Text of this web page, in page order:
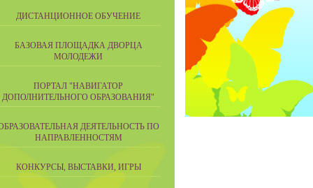
ДИСТАНЦИОННОЕ ОБУЧЕНИЕ
БАЗОВАЯ ПЛОЩАДКА ДВОРЦА
МОЛОДЕЖИ
ПОРТАЛ "НАВИГАТОР
ДОПОЛНИТЕЛЬНОГО ОБРАЗОВАНИЯ"
ДЕЯТЕЛЬНОСТЬ ПО
НАПРАВЛЕННОСТЯМ
КОНКУРСЫ, ВЫСТАВКИ, ИГРЫ